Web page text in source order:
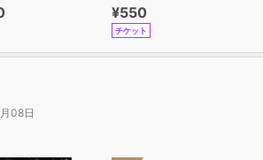
¥550
チケット
08日